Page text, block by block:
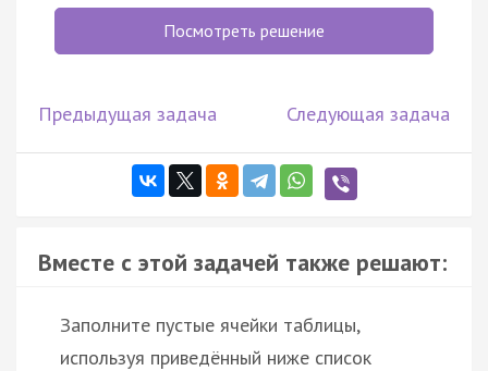
Посмотреть решение
Предыдущая задача Следующая задача
Вместе с этой задачей также решают:
Заполните пустые ячейки таблицы,
используя приведённый ниже список